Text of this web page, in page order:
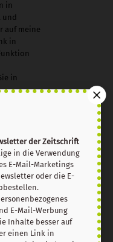
in
und
auf meine
in
in
Jetzt anmelden
der Zeitschrift
in die Verwendung
E-Mail-Marketings
oder die E-
E-Mail-Werbung
Inhalte besser auf
einen Link in